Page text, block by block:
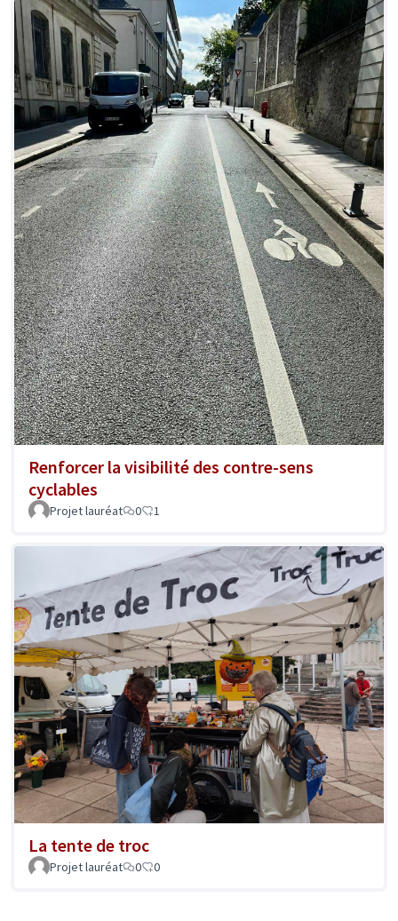
Renforcer la visibilité des contre-sens
cyclables
Projet lauréat 0 1
La tente de troc
Projet lauréat 0 0